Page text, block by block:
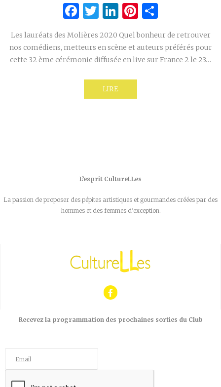
Facebook
Twitter
LinkedIn
Pinterest
Les lauréats des Molières 2020 Quel bonheur de retrouver
nos comédiens, metteurs en scène et auteurs préférés pour
cette 32 ème cérémonie diffusée en live sur France 2 le 23…
LIRE
L’esprit CultureLLes
La passion de proposer des pépites artistiques et gourmandes créées par des
hommes et des femmes d’exception.
Recevez la programmation des prochaines sorties du Club